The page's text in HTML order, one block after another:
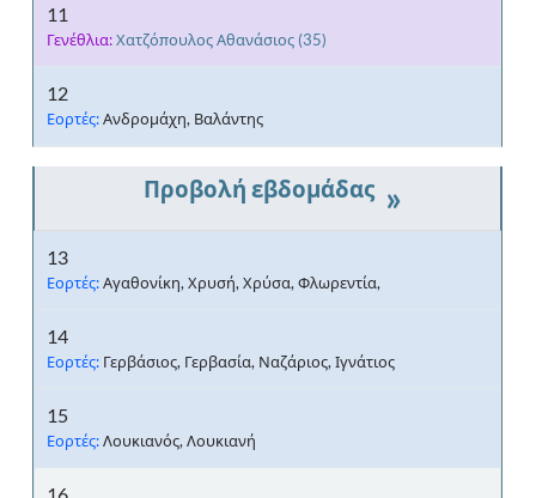
11
Γενέθλια:Χατζόπουλος Αθανάσιος (35)
12
Εορτές:Ανδρομάχη, Βαλάντης
»
13
Εορτές:Αγαθονίκη, Χρυσή, Χρύσα, Φλωρεντία,
14
Εορτές: Γερβάσιος, Γερβασία, Ναζάριος, Ιγνάτιος
15
Εορτές:Λουκιανός, Λουκιανή